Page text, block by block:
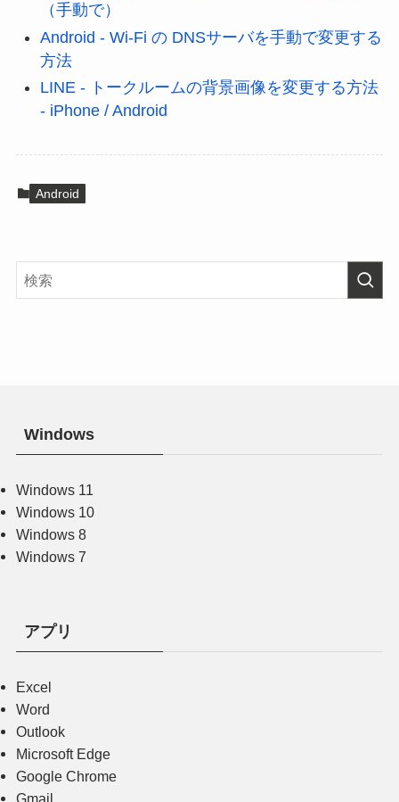
（手動で）
Android - Wi-Fi の DNSサーバを手動で変更する
方法
LINE - トークルームの背景画像を変更する方法
- iPhone / Android
Android
Windows
Windows 11
Windows 10
Windows 8
Windows 7
アプリ
Excel
Word
Outlook
Microsoft Edge
Google Chrome
Gmail